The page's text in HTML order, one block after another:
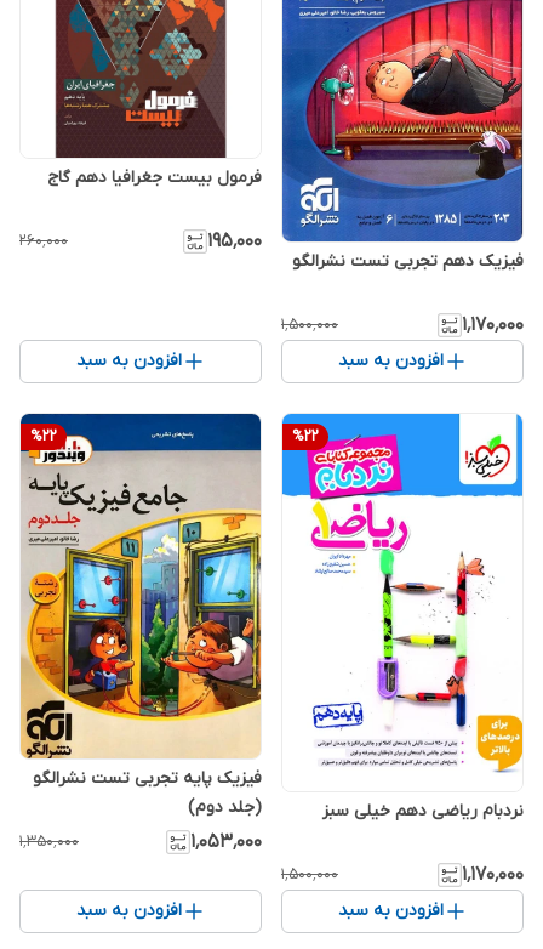
فیزیک دهم تجربی تست نشرالگو
۱٬۱۷۰٬۰۰۰ ۱٬۵۰۰٬۰۰۰
افزودن به سبد
فرمول بیست جغرافیا دهم گاج
۱۹۵٬۰۰۰ ۲۶۰٬۰۰۰
افزودن به سبد
%22
نردبام ریاضی دهم خیلی سبز
۱٬۱۷۰٬۰۰۰ ۱٬۵۰۰٬۰۰۰
افزودن به سبد
%22
فیزیک پایه تجربی تست نشرالگو
(جلد دوم)
۱٬۰۵۳٬۰۰۰ ۱٬۳۵۰٬۰۰۰
افزودن به سبد